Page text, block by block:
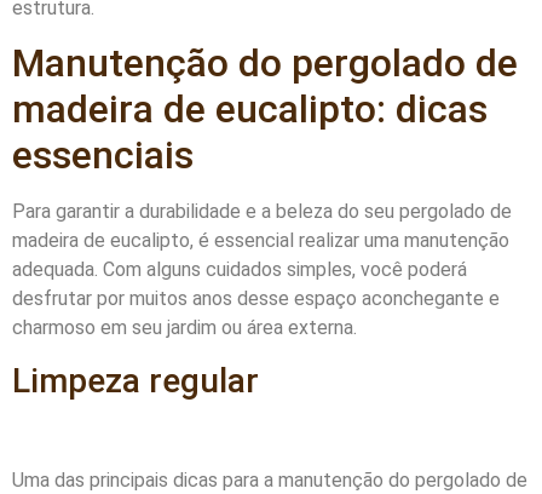
estrutura.
Manutenção do pergolado de
madeira de eucalipto: dicas
essenciais
Para garantir a durabilidade e a beleza do seu pergolado de
madeira de eucalipto, é essencial realizar uma manutenção
adequada. Com alguns cuidados simples, você poderá
desfrutar por muitos anos desse espaço aconchegante e
charmoso em seu jardim ou área externa.
Limpeza regular
Uma das principais dicas para a manutenção do pergolado de